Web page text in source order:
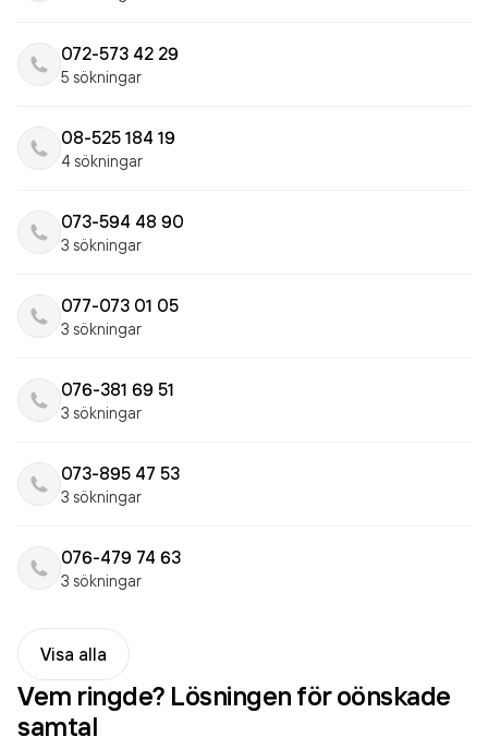
072-573 42 29
5 sökningar
08-525 184 19
4 sökningar
073-594 48 90
3 sökningar
077-073 01 05
3 sökningar
076-381 69 51
3 sökningar
073-895 47 53
3 sökningar
076-479 74 63
3 sökningar
Visa alla
Vem ringde? Lösningen för oönskade
samtal